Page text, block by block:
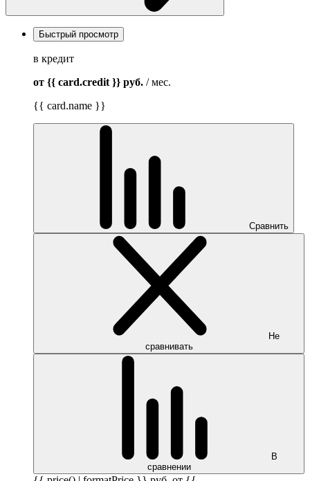
Быстрый просмотр
в кредит
от {{ card.credit }} руб. / мес.
{{ card.name }}
Сравнить
Не
сравнивать
В
сравнении